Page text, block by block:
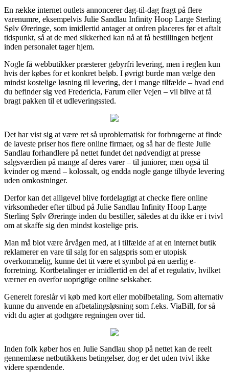
En række internet outlets annoncerer dag-til-dag fragt på flere
varenumre, eksempelvis Julie Sandlau Infinity Hoop Large Sterling
Sølv Øreringe, som imidlertid antager at ordren placeres før et aftalt
tidspunkt, så at de med sikkerhed kan nå at få bestillingen betjent
inden personalet tager hjem.
Nogle få webbutikker præsterer gebyrfri levering, men i reglen kun
hvis der købes for et konkret beløb. I øvrigt burde man vælge den
mindst kostelige løsning til levering, der i mange tilfælde – hvad end
du befinder sig ved Fredericia, Farum eller Vejen – vil blive at få
bragt pakken til et udleveringssted.
Det har vist sig at være ret så uproblematisk for forbrugerne at finde
de laveste priser hos flere online firmaer, og så har de fleste Julie
Sandlau forhandlere på nettet fundet det nødvendigt at presse
salgsværdien på mange af deres varer – til juniorer, men også til
kvinder og mænd – kolossalt, og endda nogle gange tilbyde levering
uden omkostninger.
Derfor kan det alligevel blive fordelagtigt at checke flere online
virksomheder efter tilbud på Julie Sandlau Infinity Hoop Large
Sterling Sølv Øreringe inden du bestiller, således at du ikke er i tvivl
om at skaffe sig den mindst kostelige pris.
Man må blot være årvågen med, at i tilfælde af at en internet butik
reklamerer en vare til salg for en salgspris som er utopisk
overkommelig, kunne det tit være et symbol på en uærlig e-
forretning. Kortbetalinger er imidlertid en del af et regulativ, hvilket
værner en overfor uoprigtige online selskaber.
Generelt foreslår vi køb med kort eller mobilbetaling. Som alternativ
kunne du anvende en afbetalingsløsning som f.eks. ViaBill, for så
vidt du agter at godtgøre regningen over tid.
Inden folk køber hos en Julie Sandlau shop på nettet kan de reelt
gennemlæse netbutikkens betingelser, dog er det uden tvivl ikke
videre spændende.